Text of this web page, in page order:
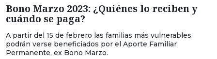
Bono Marzo 2023: ¿Quiénes lo reciben y
cuándo se paga?
A partir del 15 de febrero las familias más vulnerables
podrán verse beneficiados por el Aporte Familiar
Permanente, ex Bono Marzo.